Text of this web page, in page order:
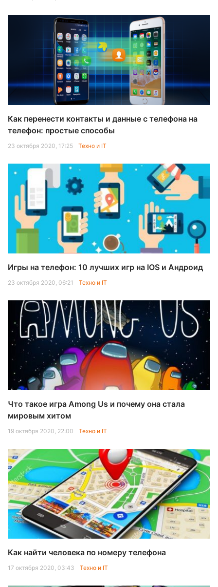
Как перенести контакты и данные с телефона на
телефон: простые способы
23 октября 2020, 17:25 Техно и IT
Игры на телефон: 10 лучших игр на IOS и Андроид
23 октября 2020, 06:21 Техно и IT
Что такое игра Among Us и почему она стала
мировым хитом
19 октября 2020, 22:00 Техно и IT
Как найти человека по номеру телефона
17 октября 2020, 03:43 Техно и IT